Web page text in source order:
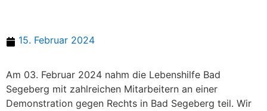
15. Februar 2024
Am 03. Februar 2024 nahm die Lebenshilfe Bad
Segeberg mit zahlreichen Mitarbeitern an einer
Demonstration gegen Rechts in Bad Segeberg teil. Wir